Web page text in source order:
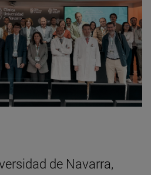
de Navarra,